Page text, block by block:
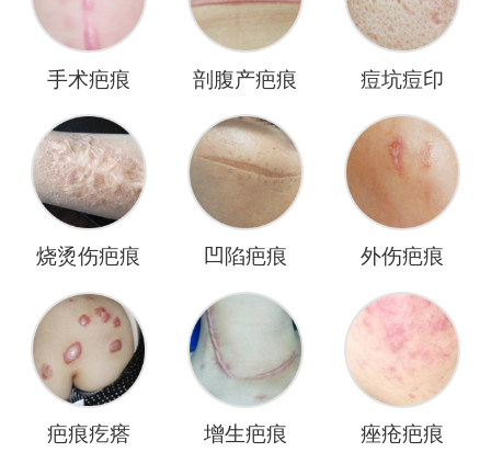
手术疤痕 剖腹产疤痕 痘坑痘印
烧烫伤疤痕 凹陷疤痕 外伤疤痕
疤痕疙瘩 增生疤痕 痤疮疤痕